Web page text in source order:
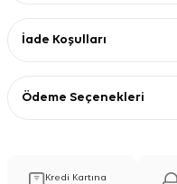
İade Koşulları
Ödeme Seçenekleri
Kredi Kartına